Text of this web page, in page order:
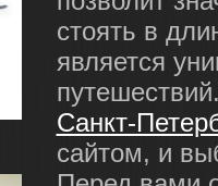
стоять в
является
Санкт-
сайтом, и